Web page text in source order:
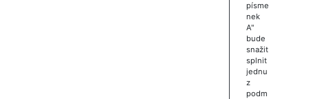
písme
nek
A"
bude
snažit
splnit
jednu
z
podm